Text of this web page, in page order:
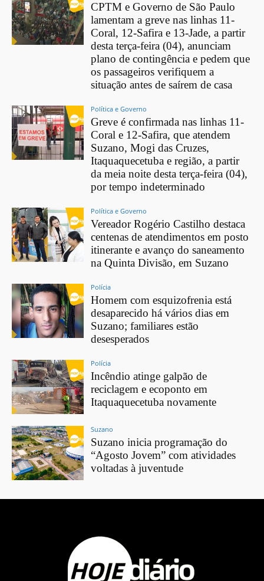
CPTM e Governo de São Paulo
lamentam a greve nas linhas 11-
Coral, 12-Safira e 13-Jade, a partir
desta terça-feira (04), anunciam
plano de contingência e pedem que
os passageiros verifiquem a
situação antes de saírem de casa
Política e Governo
Greve é confirmada nas linhas 11-
Coral e 12-Safira, que atendem
Suzano, Mogi das Cruzes,
Itaquaquecetuba e região, a partir
da meia noite desta terça-feira (04),
por tempo indeterminado
Política e Governo
Vereador Rogério Castilho destaca
centenas de atendimentos em posto
itinerante e avanço do saneamento
na Quinta Divisão, em Suzano
Polícia
Homem com esquizofrenia está
desaparecido há vários dias em
Suzano; familiares estão
desesperados
Polícia
Incêndio atinge galpão de
reciclagem e ecoponto em
Itaquaquecetuba novamente
Suzano
Suzano inicia programação do
“Agosto Jovem” com atividades
voltadas à juventude